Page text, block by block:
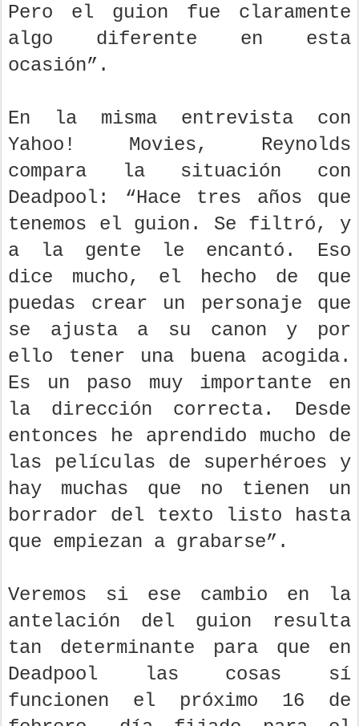
Pero el guion fue claramente
algo diferente en esta
ocasión”.
En la misma entrevista con
Yahoo! Movies, Reynolds
compara la situación con
Deadpool: “Hace tres años que
tenemos el guion. Se filtró, y
a la gente le encantó. Eso
dice mucho, el hecho de que
puedas crear un personaje que
se ajusta a su canon y por
ello tener una buena acogida.
Es un paso muy importante en
la dirección correcta. Desde
entonces he aprendido mucho de
las películas de superhéroes y
hay muchas que no tienen un
borrador del texto listo hasta
que empiezan a grabarse”.
Veremos si ese cambio en la
antelación del guion resulta
tan determinante para que en
Deadpool las cosas sí
funcionen el próximo 16 de